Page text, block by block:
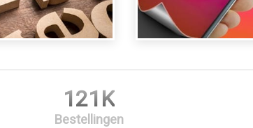
121K
Bestellingen